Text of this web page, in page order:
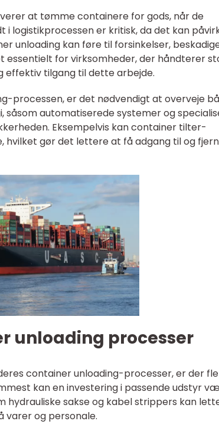
at tømme containere for gods, når de
logistikprocessen er kritisk, da det kan
unloading kan føre til forsinkelser,
essentielt for virksomheder, der håndterer
tilgang til dette arbejde.
processen, er det nødvendigt at overveje
såsom automatiserede systemer og
Eksempelvis kan container tilter-
gør det lettere at få adgang til og
unloading processer
container unloading-processer, er der
kan en investering i passende udstyr
sakse og kabel strippers kan
varer og personale.